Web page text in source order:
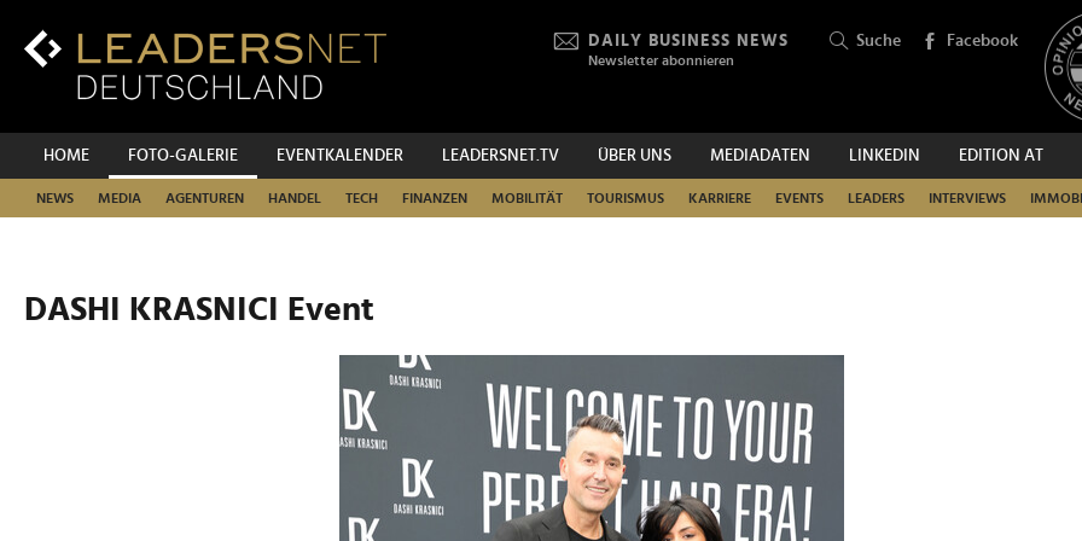
Inhalt
Hauptnavigation
DAILY BUSINESS NEWS
Newsletter abonnieren
Suche Facebook
HOME FOTO-GALERIE EVENTKALENDER LEADERSNET.TV ÜBER UNS MEDIADATEN LINKEDIN EDITION AT
NEWS MEDIA AGENTUREN HANDEL TECH FINANZEN MOBILITÄT TOURISMUS KARRIERE EVENTS LEADERS INTERVIEWS
SUCHEN
DASHI KRASNICI Event